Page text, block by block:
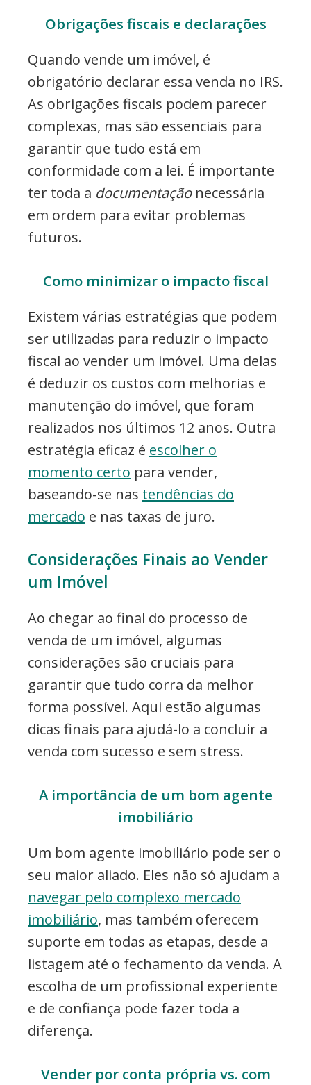
Obrigações fiscais e declarações
Quando vende um imóvel, é
obrigatório declarar essa venda no IRS.
As obrigações fiscais podem parecer
complexas, mas são essenciais para
garantir que tudo está em
conformidade com a lei. É importante
ter toda a documentaçãonecessária
em ordem para evitar problemas
futuros.
Como minimizar o impacto fiscal
Existem várias estratégias que podem
ser utilizadas para reduzir o impacto
fiscal ao vender um imóvel. Uma delas
é deduzir os custos com melhorias e
manutenção do imóvel, que foram
realizados nos últimos 12 anos. Outra
estratégia eficaz é escolher o
momento certo para vender,
baseando-se nas tendências do
mercado e nas taxas de juro.
Considerações Finais ao Vender
um Imóvel
Ao chegar ao final do processo de
venda de um imóvel, algumas
considerações são cruciais para
garantir que tudo corra da melhor
forma possível. Aqui estão algumas
dicas finais para ajudá-lo a concluir a
venda com sucesso e sem stress.
A importância de um bom agente
imobiliário
Um bom agente imobiliário pode ser o
seu maior aliado. Eles não só ajudam a
navegar pelo complexo mercado
imobiliário, mas também oferecem
suporte em todas as etapas, desde a
listagem até o fechamento da venda. A
escolha de um profissional experiente
e de confiança pode fazer toda a
diferença.
Vender por conta própria vs. com